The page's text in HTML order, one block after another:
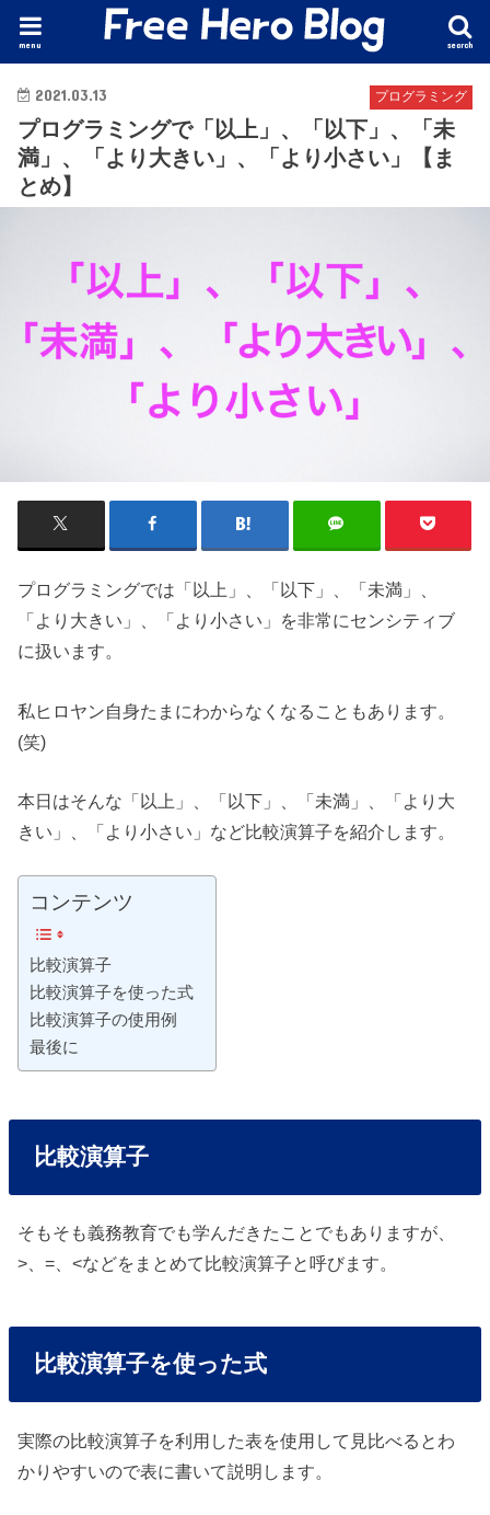
search
menu
プログラミング
2021.03.13
プログラミングで「以上」、「以下」、「未
満」、「より大きい」、「より小さい」【ま
とめ】
プログラミングでは「以上」、「以下」、「未満」、
「より大きい」、「より小さい」を非常にセンシティブ
に扱います。
私ヒロヤン自身たまにわからなくなることもあります。
(笑)
本日はそんな「以上」、「以下」、「未満」、「より大
きい」、「より小さい」など比較演算子を紹介します。
コンテンツ
比較演算子
比較演算子を使った式
比較演算子の使用例
最後に
比較演算子
そもそも義務教育でも学んだきたことでもありますが、
>、=、<などをまとめて比較演算子と呼びます。
比較演算子を使った式
実際の比較演算子を利用した表を使用して見比べるとわ
かりやすいので表に書いて説明します。